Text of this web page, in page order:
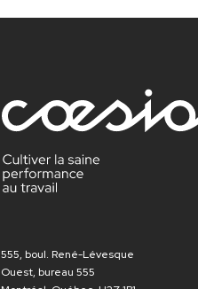
555, boul. René-Lévesque
Ouest, bureau 555